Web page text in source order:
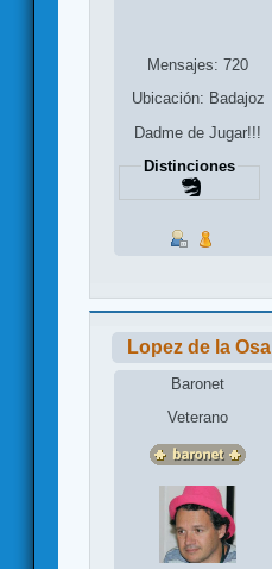
Mensajes: 720
Ubicación: Badajoz
Dadme de Jugar!!!
Distinciones
Lopez de la Osa
Baronet
Veterano